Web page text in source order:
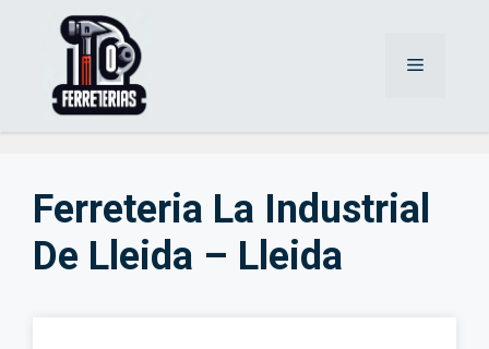
Menú
Ferreteria La Industrial
De Lleida – Lleida